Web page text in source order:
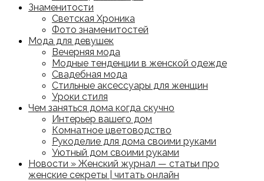
Знаменитости
Светская Хроника
Фото знаменитостей
Мода для девушек
Вечерняя мода
Модные тенденции в женской одежде
Свадебная мода
Стильные аксессуары для женщин
Уроки стиля
Чем заняться дома когда скучно
Интерьер вашего дом
Комнатное цветоводство
Рукоделие для дома своими руками
Уютный дом своими руками
Новости » Женский журнал — статьи про
женские секреты | читать онлайн